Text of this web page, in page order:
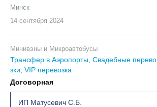
Минск
14 сентября 2024
Минивэны и Микроавтобусы
Трансфер в Аэропорты, Свадебные перево
зки, VIP перевозка
Договорная
ИП Матусевич С.Б.